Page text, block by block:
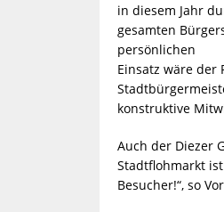
in diesem Jahr
gesamten
persönlichen
Einsatz wäre der
konstruktive
Auch der Diezer
Stadtflohmarkt
Besucher!“, so